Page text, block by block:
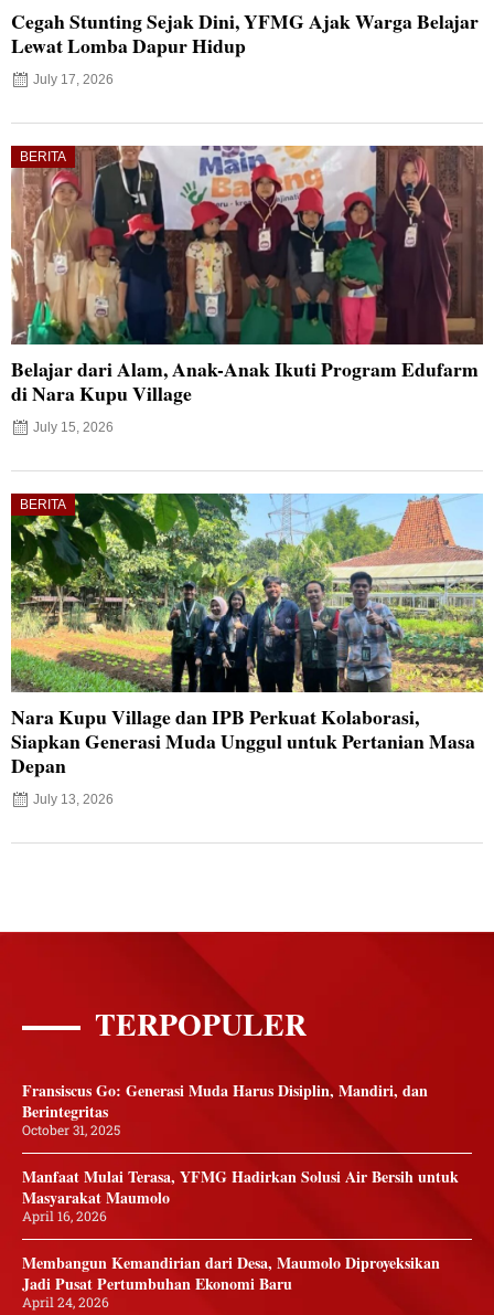
Cegah Stunting Sejak Dini, YFMG Ajak Warga Belajar
Lewat Lomba Dapur Hidup
July 17, 2026
BERITA
Belajar dari Alam, Anak-Anak Ikuti Program Edufarm
di Nara Kupu Village
July 15, 2026
BERITA
Nara Kupu Village dan IPB Perkuat Kolaborasi,
Siapkan Generasi Muda Unggul untuk Pertanian Masa
Depan
July 13, 2026
TERPOPULER
Fransiscus Go: Generasi Muda Harus Disiplin, Mandiri, dan
Berintegritas
October 31, 2025
Manfaat Mulai Terasa, YFMG Hadirkan Solusi Air Bersih untuk
Masyarakat Maumolo
April 16, 2026
Membangun Kemandirian dari Desa, Maumolo Diproyeksikan
Jadi Pusat Pertumbuhan Ekonomi Baru
April 24, 2026